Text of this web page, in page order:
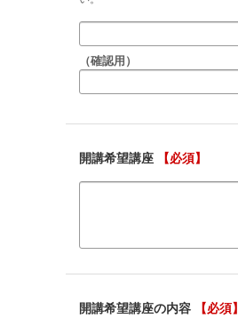
（確認用）
開講希望講座 【必須】
開講希望講座の内容 【必須】